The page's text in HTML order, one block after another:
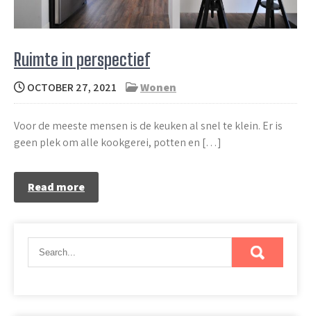
Ruimte in perspectief
OCTOBER 27, 2021 Wonen
Voor de meeste mensen is de keuken al snel te klein. Er is
geen plek om alle kookgerei, potten en […]
Read more